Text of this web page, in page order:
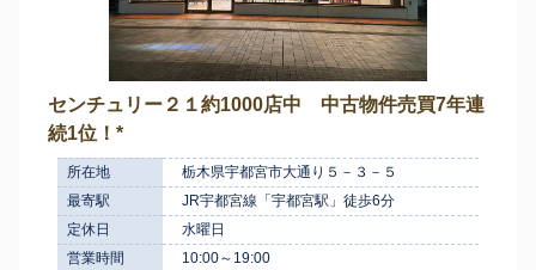
センチュリー２１約1000店中 中古物件売買7年連
続1位！*
所在地
栃木県宇都宮市大通り５－３－５
最寄駅
JR宇都宮線「宇都宮駅」徒歩6分
定休日
水曜日
営業時間
10:00～19:00